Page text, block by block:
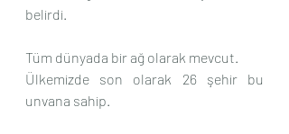
belirdi.
Tüm dünyada bir ağ olarak mevcut.
Ülkemizde son olarak 26 şehir bu
unvana sahip.